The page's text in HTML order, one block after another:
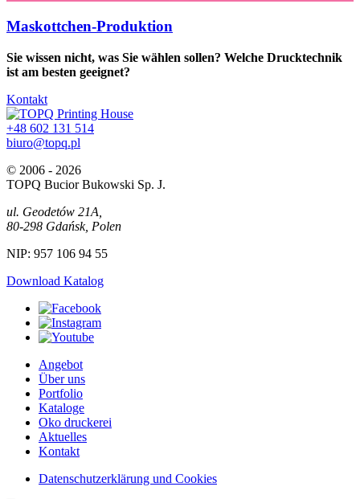
Maskottchen-Produktion
Sie wissen nicht, was Sie wählen sollen? Welche Drucktechnik
ist am besten geeignet?
Kontakt
+48 602 131 514
biuro@topq.pl
© 2006 - 2026
TOPQ Bucior Bukowski Sp. J.
ul. Geodetów 21A,
80-298 Gdańsk, Polen
NIP: 957 106 94 55
Download Katalog
Angebot
Über uns
Portfolio
Kataloge
Oko druckerei
Aktuelles
Kontakt
Datenschutzerklärung und Cookies